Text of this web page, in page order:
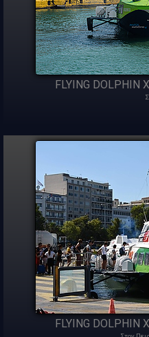
FLYING DOLPHIN
FLYING DOLPHIN